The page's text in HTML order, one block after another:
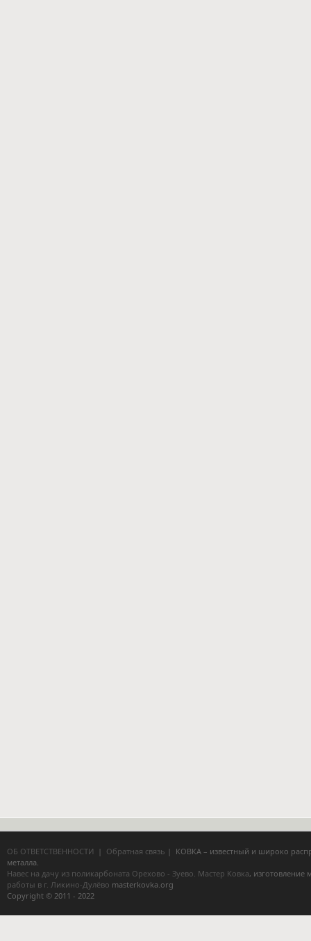
ОБ ОТВЕТСТВЕННОСТИ | Обратная связь | КОВКА – известный и широко
металла.
Навес на дачу из поликарбоната Орехово - Зуево. Мастер Ковка, изготовление
работы в г. Ликино-Дулёво masterkovka.org
Copyright © 2011 - 2022